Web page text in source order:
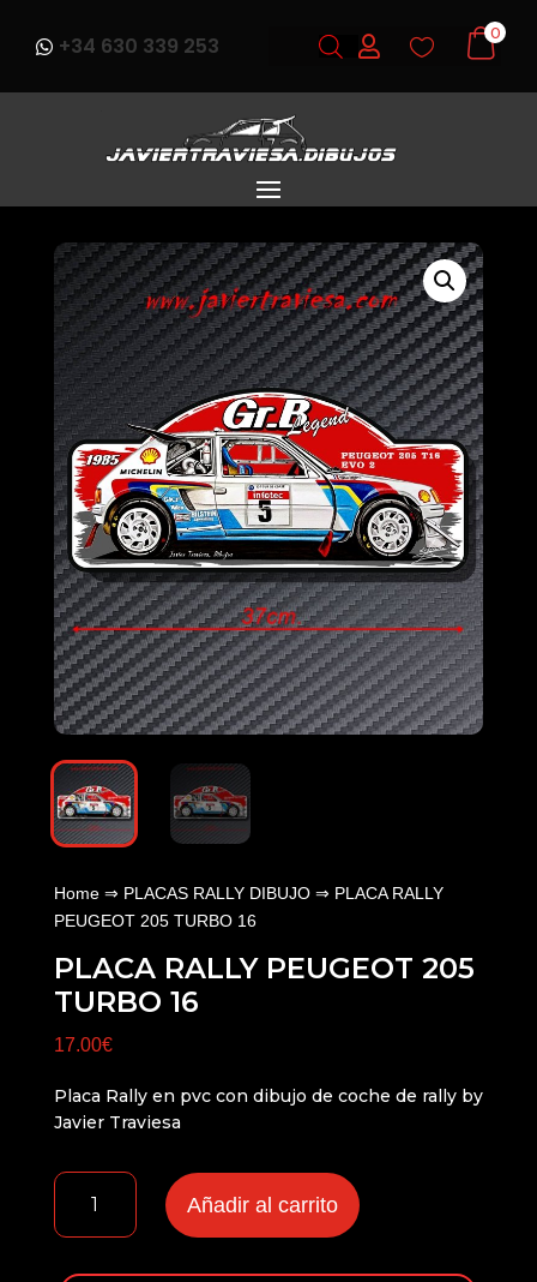
 +34 630 339 253  
0
Home⇒ PLACAS RALLY DIBUJO⇒ PLACA RALLY
PEUGEOT 205 TURBO 16
PLACA RALLY PEUGEOT 205
TURBO 16
17.00€
Placa Rally en pvc con dibujo de coche de rally by
Javier Traviesa
PLACA
RALLY
PEUGEOT
Añadir al carrito